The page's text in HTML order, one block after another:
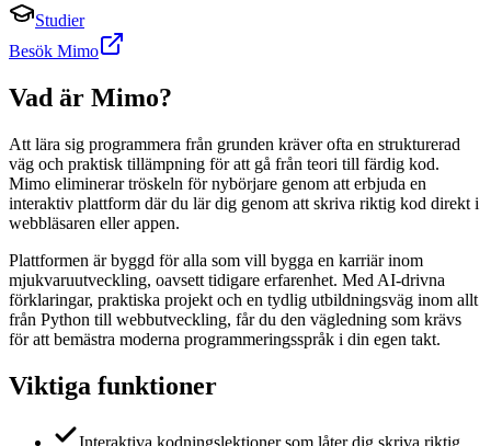
Studier
Besök Mimo
Vad är Mimo?
Att lära sig programmera från grunden kräver ofta en strukturerad
väg och praktisk tillämpning för att gå från teori till färdig kod.
Mimo eliminerar tröskeln för nybörjare genom att erbjuda en
interaktiv plattform där du lär dig genom att skriva riktig kod direkt i
webbläsaren eller appen.
Plattformen är byggd för alla som vill bygga en karriär inom
mjukvaruutveckling, oavsett tidigare erfarenhet. Med AI-drivna
förklaringar, praktiska projekt och en tydlig utbildningsväg inom allt
från Python till webbutveckling, får du den vägledning som krävs
för att bemästra moderna programmeringsspråk i din egen takt.
Viktiga funktioner